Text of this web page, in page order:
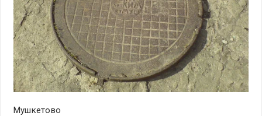
Мушкетово